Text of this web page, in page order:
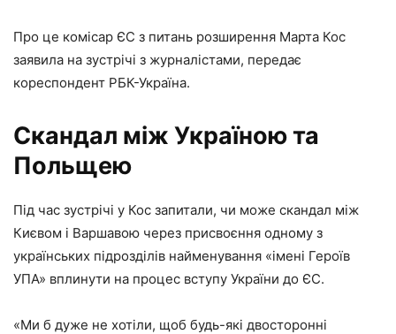
Про це комісар ЄС з питань розширення Марта Кос
заявила на зустрічі з журналістами, передає
кореспондент РБК-Україна.
Скандал між Україною та
Польщею
Під час зустрічі у Кос запитали, чи може скандал між
Києвом і Варшавою через присвоєння одному з
українських підрозділів найменування «імені Героїв
УПА» вплинути на процес вступу України до ЄС.
«Ми б дуже не хотіли, щоб будь-які двосторонні